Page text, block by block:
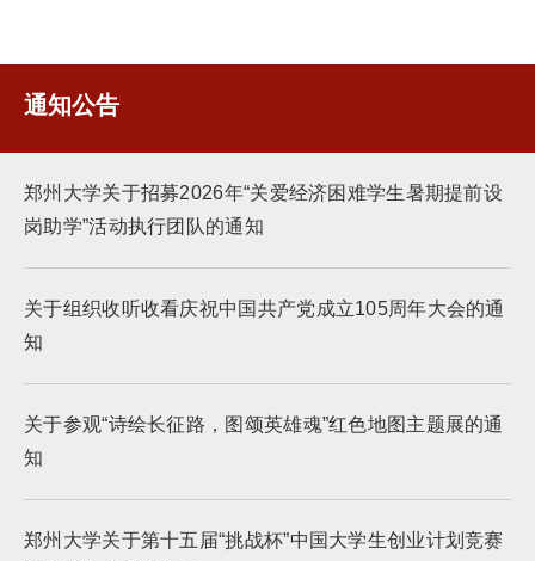
通知公告
郑州大学关于招募2026年“关爱经济困难学生暑期提前设
岗助学”活动执行团队的通知
关于组织收听收看庆祝中国共产党成立105周年大会的通
知
关于参观“诗绘长征路，图颂英雄魂”红色地图主题展的通
知
郑州大学关于第十五届“挑战杯”中国大学生创业计划竞赛